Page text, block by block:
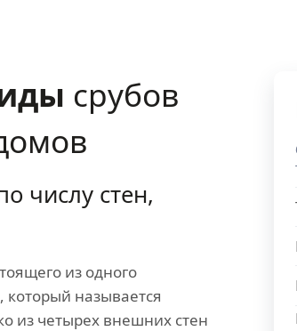
срубов
числу стен,
из одного
который называется
из четырех внешних стен